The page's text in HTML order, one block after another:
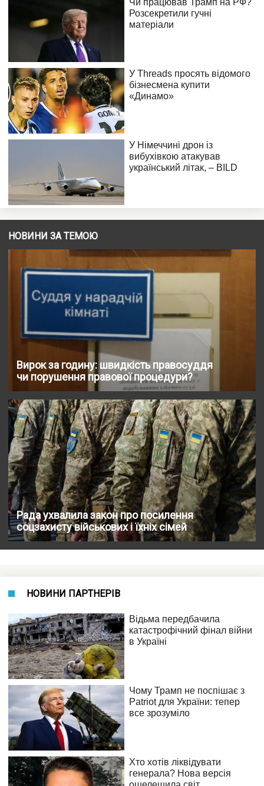
НОВИНИ ЗА ТЕМОЮ
Вирок за годину: швидкість правосуддя
чи порушення правової процедури?
Рада ухвалила закон про посилення
соцзахисту військових і їхніх сімей
НОВИНИ ПАРТНЕРІВ